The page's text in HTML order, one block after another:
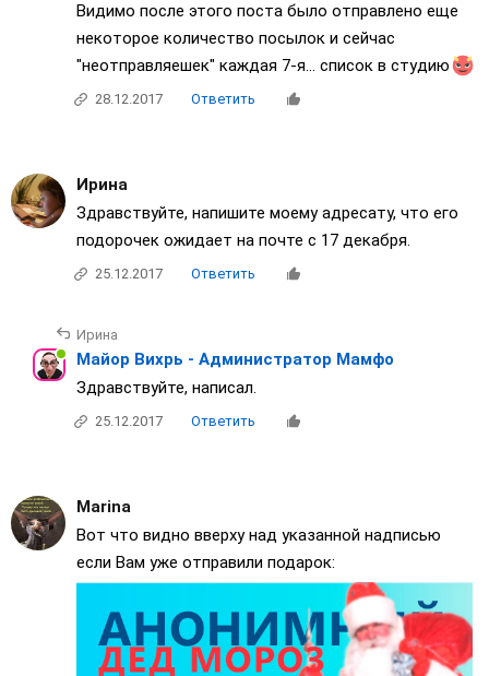
Видимо после этого поста было отправлено еще
некоторое количество посылок и сейчас
"неотправляешек" каждая 7-я... список в студию
28.12.2017 Ответить
Ирина
Здравствуйте, напишите моему адресату, что его
подорочек ожидает на почте с 17 декабря.
25.12.2017 Ответить
Ирина
Майор Вихрь - Администратор Мамфо
Здравствуйте, написал.
25.12.2017 Ответить
Marina
Вот что видно вверху над указанной надписью
если Вам уже отправили подарок: